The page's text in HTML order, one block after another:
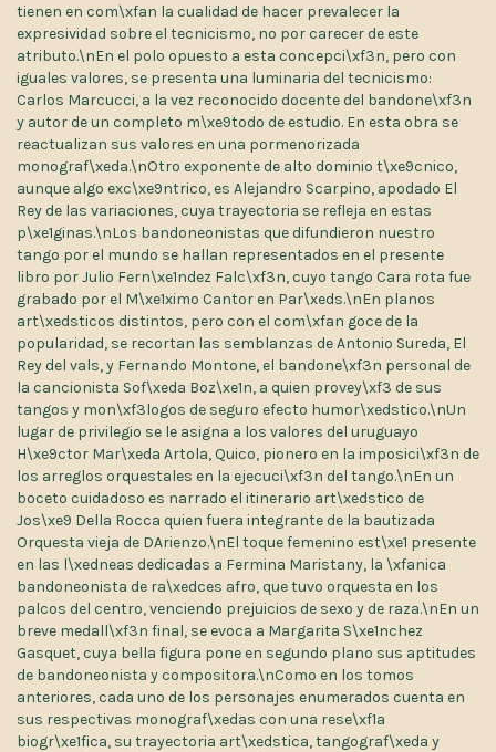
tienen en com\xfan la cualidad de hacer prevalecer la
expresividad sobre el tecnicismo, no por carecer de este
atributo.\nEn el polo opuesto a esta concepci\xf3n, pero con
iguales valores, se presenta una luminaria del tecnicismo:
Carlos Marcucci, a la vez reconocido docente del bandone\xf3n
y autor de un completo m\xe9todo de estudio. En esta obra se
reactualizan sus valores en una pormenorizada
monograf\xeda.\nOtro exponente de alto dominio t\xe9cnico,
aunque algo exc\xe9ntrico, es Alejandro Scarpino, apodado El
Rey de las variaciones, cuya trayectoria se refleja en estas
p\xe1ginas.\nLos bandoneonistas que difundieron nuestro
tango por el mundo se hallan representados en el presente
libro por Julio Fern\xe1ndez Falc\xf3n, cuyo tango Cara rota fue
grabado por el M\xe1ximo Cantor en Par\xeds.\nEn planos
art\xedsticos distintos, pero con el com\xfan goce de la
popularidad, se recortan las semblanzas de Antonio Sureda, El
Rey del vals, y Fernando Montone, el bandone\xf3n personal de
la cancionista Sof\xeda Boz\xe1n, a quien provey\xf3 de sus
tangos y mon\xf3logos de seguro efecto humor\xedstico.\nUn
lugar de privilegio se le asigna a los valores del uruguayo
H\xe9ctor Mar\xeda Artola, Quico, pionero en la imposici\xf3n de
los arreglos orquestales en la ejecuci\xf3n del tango.\nEn un
boceto cuidadoso es narrado el itinerario art\xedstico de
Jos\xe9 Della Rocca quien fuera integrante de la bautizada
Orquesta vieja de DArienzo.\nEl toque femenino est\xe1 presente
en las l\xedneas dedicadas a Fermina Maristany, la \xfanica
bandoneonista de ra\xedces afro, que tuvo orquesta en los
palcos del centro, venciendo prejuicios de sexo y de raza.\nEn un
breve medall\xf3n final, se evoca a Margarita S\xe1nchez
Gasquet, cuya bella figura pone en segundo plano sus aptitudes
de bandoneonista y compositora.\nComo en los tomos
anteriores, cada uno de los personajes enumerados cuenta en
sus respectivas monograf\xedas con una rese\xf1a
biogr\xe1fica, su trayectoria art\xedstica, tangograf\xeda y